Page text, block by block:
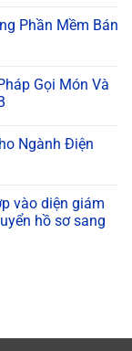
Phần Mềm Bán
Gọi Món Và
Ngành Điện
vào diện giám
hồ sơ sang